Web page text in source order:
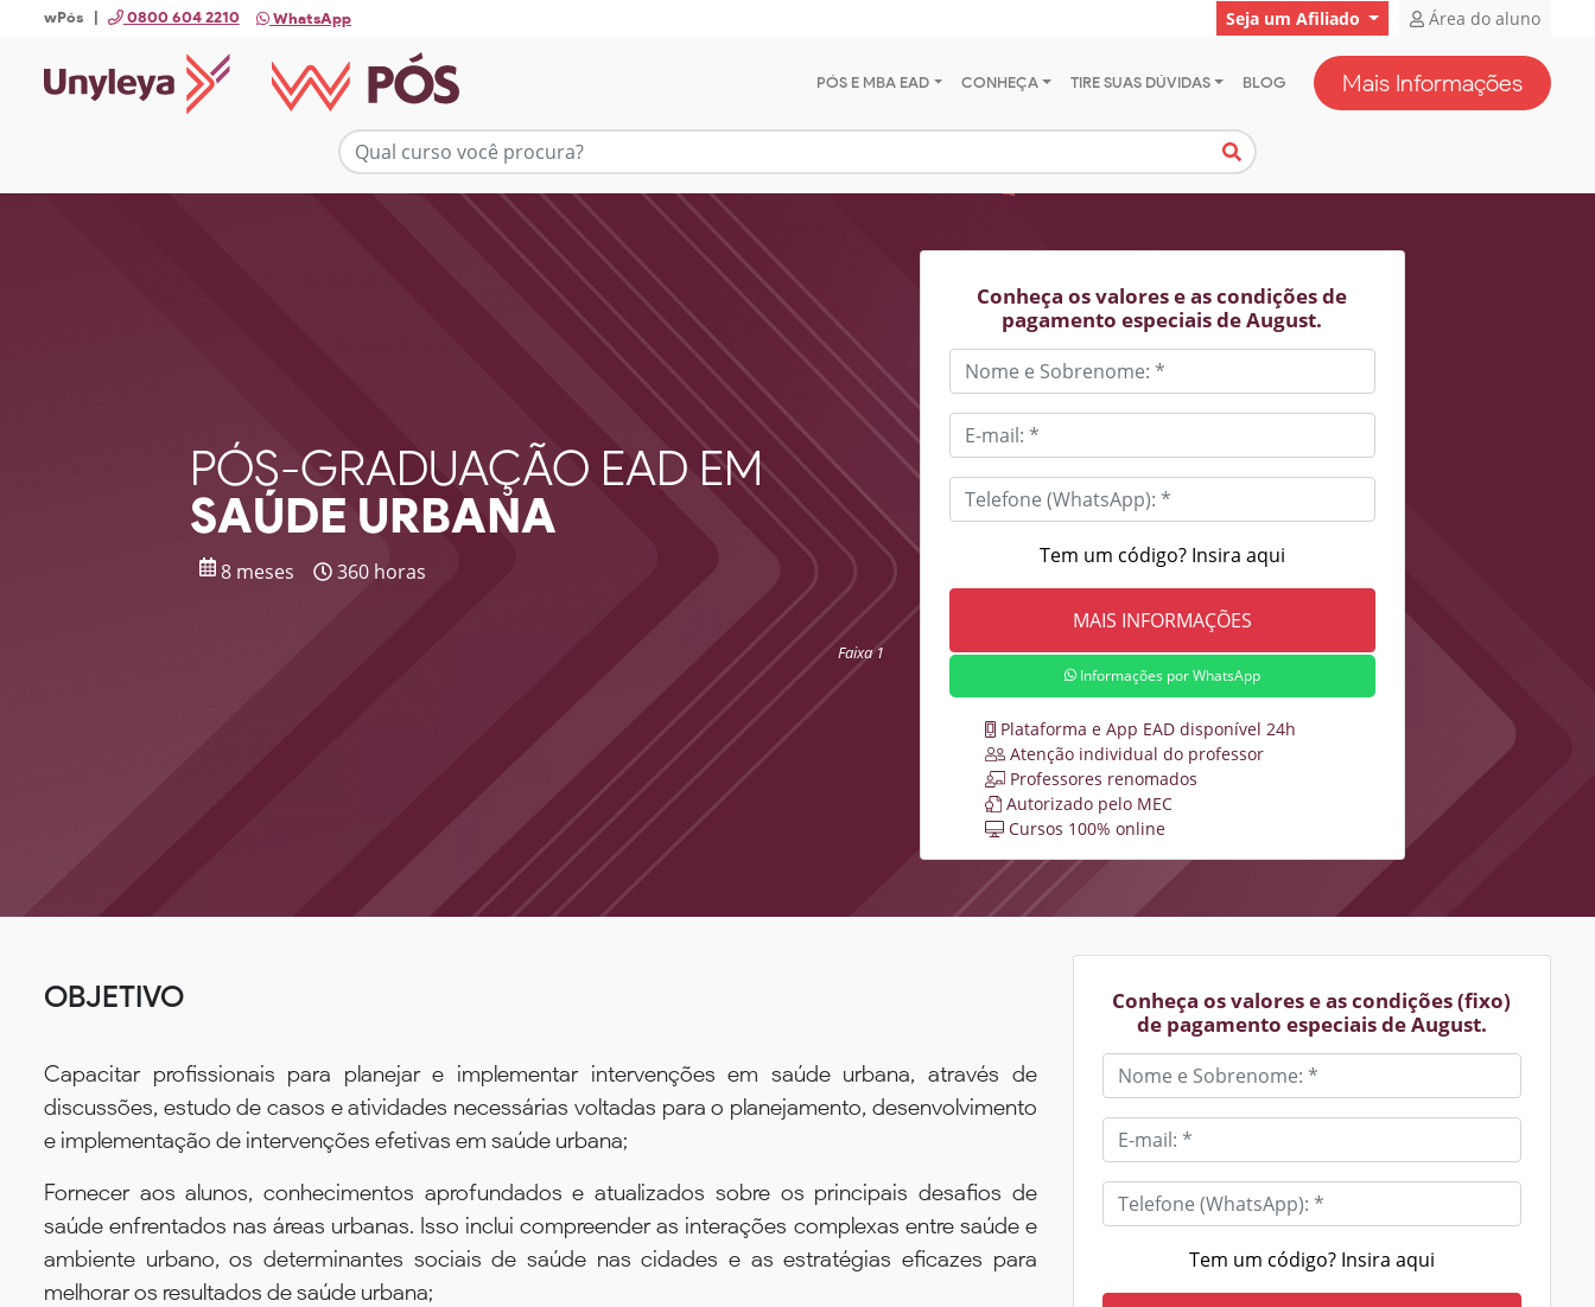
wPós | 0800 604 2210 WhatsApp Seja um Afiliado Área do aluno
PÓS E MBA EAD CONHEÇA TIRE SUAS DÚVIDAS BLOG Mais Informações
PÓS-GRADUAÇÃO EAD EM
SAÚDE URBANA
8 meses 360 horas
Faixa 1
Conheça os valores e as condições de
pagamento especiais de August.
Tem um código? Insira aqui
Informações por WhatsApp
Plataforma e App EAD disponível 24h
Atenção individual do professor
Professores renomados
Autorizado pelo MEC
Cursos 100% online
OBJETIVO
Capacitar profissionais para planejar e implementar intervenções em saúde urbana, através de
discussões, estudo de casos e atividades necessárias voltadas para o planejamento, desenvolvimento
e implementação de intervenções efetivas em saúde urbana;
Fornecer aos alunos, conhecimentos aprofundados e atualizados sobre os principais desafios de
saúde enfrentados nas áreas urbanas. Isso inclui compreender as interações complexas entre saúde e
ambiente urbano, os determinantes sociais de saúde nas cidades e as estratégias eficazes para
melhorar os resultados de saúde urbana;
Conheça os valores e as condições (fixo)
de pagamento especiais de August.
Tem um código? Insira aqui